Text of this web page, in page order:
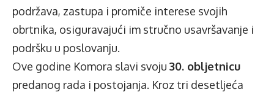
podržava, zastupa i promiče interese svojih
obrtnika, osiguravajući im stručno usavršavanje i
podršku u poslovanju.
Ove godine Komora slavi svoju 30. obljetnicu
predanog rada i postojanja. Kroz tri desetljeća